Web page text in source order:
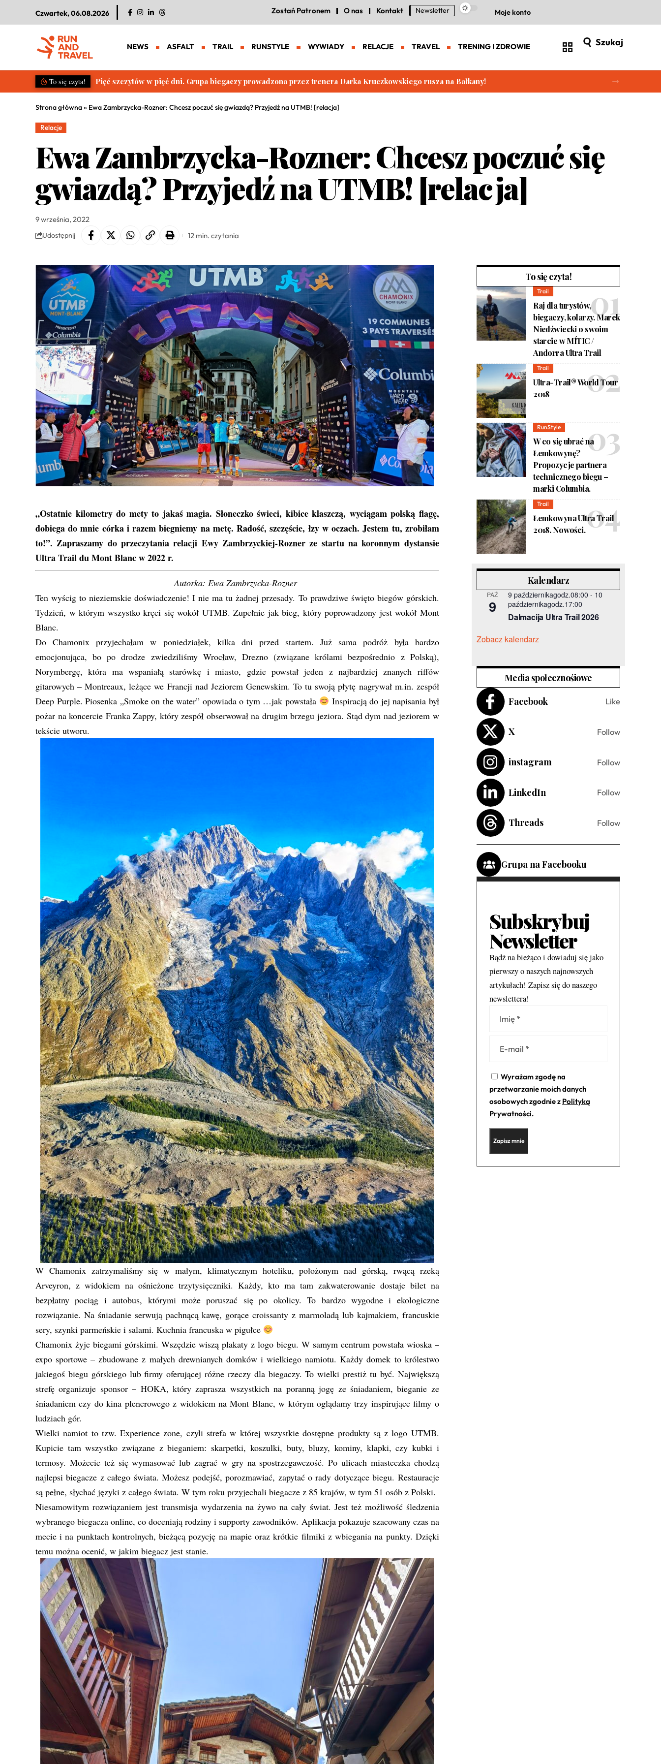
Czwartek, 06.08.2026 Zostań Patronem O nas Kontakt Newsletter Moje konto
NEWS ASFALT TRAIL RUNSTYLE WYWIADY RELACJE TRAVEL TRENING I ZDROWIE Szukaj
To się czyta! Pięć szczytów w pięć dni. Grupa biegaczy prowadzona przez trenera Darka Kruczkowskiego rusza na Bałkany!
Strona główna» Ewa Zambrzycka-Rozner: Chcesz poczuć się gwiazdą? Przyjedź na UTMB! [relacja]
Relacje
Ewa Zambrzycka-Rozner: Chcesz poczuć się
gwiazdą? Przyjedź na UTMB! [relacja]
9 września, 2022
Udostępnij 12 min. czytania
„Ostatnie kilometry do mety to jakaś magia. Słoneczko świeci, kibice klaszczą, wyciągam polską flagę,
dobiega do mnie córka i razem biegniemy na metę. Radość, szczęście, łzy w oczach. Jestem tu, zrobiłam
to!”. Zapraszamy do przeczytania relacji Ewy Zambrzyckiej-Rozner ze startu na koronnym dystansie
Ultra Trail du Mont Blanc w 2022 r.
Autorka: Ewa Zambrzycka-Rozner
Ten wyścig to nieziemskie doświadczenie! I nie ma tu żadnej przesady. To prawdziwe święto biegów górskich.
Tydzień, w którym wszystko kręci się wokół UTMB. Zupełnie jak bieg, który poprowadzony jest wokół Mont
Blanc.
Do Chamonix przyjechałam w poniedziałek, kilka dni przed startem. Już sama podróż była bardzo
emocjonująca, bo po drodze zwiedziliśmy Wrocław, Drezno (związane królami bezpośrednio z Polską),
Norymbergę, która ma wspaniałą starówkę i miasto, gdzie powstał jeden z najbardziej znanych riffów
gitarowych – Montreaux, leżące we Francji nad Jeziorem Genewskim. To tu swoją płytę nagrywał m.in. zespół
Deep Purple. Piosenka „Smoke on the water” opowiada o tym …jak powstała
Inspiracją do jej napisania był
pożar na koncercie Franka Zappy, który zespół obserwował na drugim brzegu jeziora. Stąd dym nad jeziorem w
tekście utworu.
W Chamonix zatrzymaliśmy się w małym, klimatycznym hoteliku, położonym nad górską, rwącą rzeką
Arveyron, z widokiem na ośnieżone trzytysięczniki. Każdy, kto ma tam zakwaterowanie dostaje bilet na
bezpłatny pociąg i autobus, którymi może poruszać się po okolicy. To bardzo wygodne i ekologiczne
rozwiązanie. Na śniadanie serwują pachnącą kawę, gorące croissanty z marmoladą lub kajmakiem, francuskie
sery, szynki parmeńskie i salami. Kuchnia francuska w pigułce
Chamonix żyje biegami górskimi. Wszędzie wiszą plakaty z logo biegu. W samym centrum powstała wioska –
expo sportowe – zbudowane z małych drewnianych domków i wielkiego namiotu. Każdy domek to królestwo
jakiegoś biegu górskiego lub firmy oferującej różne rzeczy dla biegaczy. To wielki prestiż tu być. Największą
strefę organizuje sponsor – HOKA, który zaprasza wszystkich na poranną jogę ze śniadaniem, bieganie ze
śniadaniem czy do kina plenerowego z widokiem na Mont Blanc, w którym oglądamy trzy inspirujące filmy o
ludziach gór.
Wielki namiot to tzw. Experience zone, czyli strefa w której wszystkie dostępne produkty są z logo UTMB.
Kupicie tam wszystko związane z bieganiem: skarpetki, koszulki, buty, bluzy, kominy, klapki, czy kubki i
termosy. Możecie też się wymasować lub zagrać w gry na spostrzegawczość. Po ulicach miasteczka chodzą
najlepsi biegacze z całego świata. Możesz podejść, porozmawiać, zapytać o rady dotyczące biegu. Restauracje
są pełne, słychać języki z całego świata. W tym roku przyjechali biegacze z 85 krajów, w tym 51 osób z Polski.
Niesamowitym rozwiązaniem jest transmisja wydarzenia na żywo na cały świat. Jest też możliwość śledzenia
wybranego biegacza online, co doceniają rodziny i supporty zawodników. Aplikacja pokazuje szacowany czas na
mecie i na punktach kontrolnych, bieżącą pozycję na mapie oraz krótkie filmiki z wbiegania na punkty. Dzięki
temu można ocenić, w jakim biegacz jest stanie.
To się czyta!
Trail
Raj dla turystów,
biegaczy, kolarzy. Marek
Niedźwiecki o swoim
starcie w MÍTIC /
Andorra Ultra Trail
Trail
Ultra-Trail® World Tour
2018
RunStyle
W co się ubrać na
Łemkowynę?
Propozycje partnera
technicznego biegu –
marki Columbia.
Trail
Łemkowyna Ultra Trail
2018. Nowości.
Kalendarz
PAŹ
9
9 październikagodz.08:00 - 10
październikagodz.17:00
Dalmacija Ultra Trail 2026
Zobacz kalendarz
Media społecznośiowe
Facebook
Like
X Follow
instagram Follow
LinkedIn Follow
Threads Follow
Grupa na Facebooku
Subskrybuj
Newsletter
Bądź na bieżąco i dowiaduj się jako
pierwszy o naszych najnowszych
artykułach! Zapisz się do naszego
newslettera!
Wyrażam zgodę na
przetwarzanie moich danych
osobowych zgodnie z Polityką
Prywatności.
Alternative: